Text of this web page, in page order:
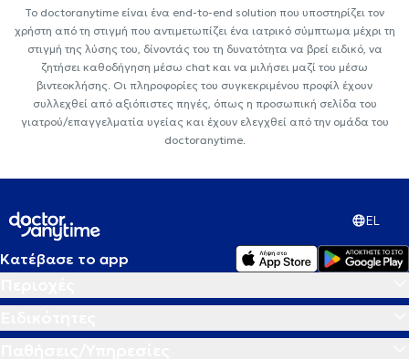
Το doctoranytime είναι ένα end-to-end solution που υποστηρίζει τον
χρήστη από τη στιγμή που αντιμετωπίζει ένα ιατρικό σύμπτωμα μέχρι τη
στιγμή της λύσης του, δίνοντάς του τη δυνατότητα να βρεί ειδικό, να
ζητήσει καθοδήγηση μέσω chat και να μιλήσει μαζί του μέσω
βιντεοκλήσης. Οι πληροφορίες του συγκεκριμένου προφίλ έχουν
συλλεχθεί από αξιόπιστες πηγές, όπως η προσωπική σελίδα του
γιατρού/επαγγελματία υγείας και έχουν ελεγχθεί από την ομάδα του
doctoranytime.
EL
Κατέβασε το app